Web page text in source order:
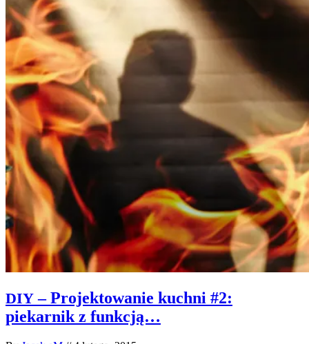
DIY – Projektowanie kuchni #2:
piekarnik z funkcją…